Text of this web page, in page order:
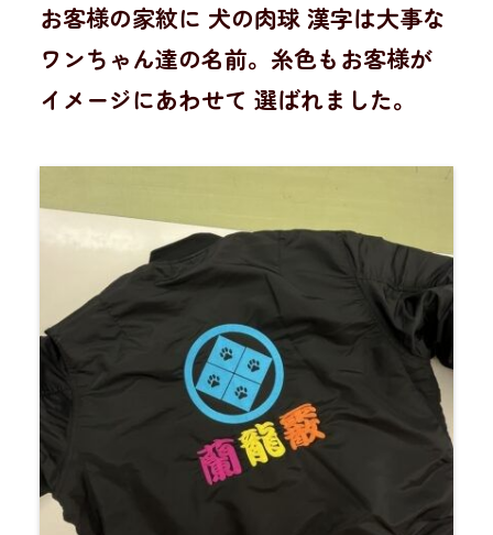
お客様の家紋に 犬の肉球 漢字は大事な
ワンちゃん達の名前。糸色もお客様が
イメージにあわせて 選ばれました。